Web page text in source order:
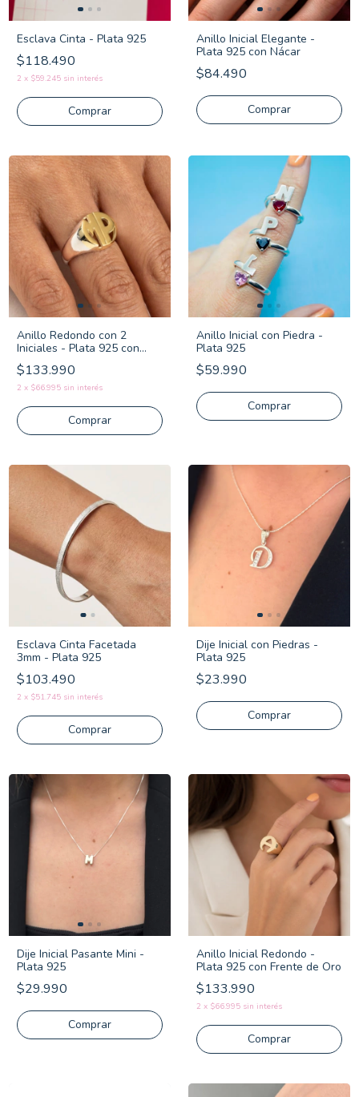
Esclava Cinta - Plata 925
$118.490
2 x $59.245 sin interés
Comprar
Anillo Inicial Elegante -
Plata 925 con Nácar
$84.490
Comprar
Anillo Redondo con 2
Iniciales - Plata 925 con
Frente de Oro
$133.990
2 x $66.995 sin interés
Comprar
Anillo Inicial con Piedra -
Plata 925
$59.990
Comprar
Esclava Cinta Facetada
3mm - Plata 925
$103.490
2 x $51.745 sin interés
Comprar
Dije Inicial con Piedras -
Plata 925
$23.990
Comprar
Dije Inicial Pasante Mini -
Plata 925
$29.990
Comprar
Anillo Inicial Redondo -
Plata 925 con Frente de Oro
$133.990
2 x $66.995 sin interés
Comprar